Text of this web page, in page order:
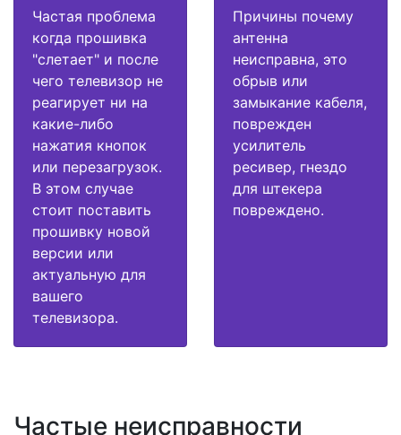
Частая проблема
когда прошивка
"слетает" и после
чего телевизор не
реагирует ни на
какие-либо
нажатия кнопок
или перезагрузок.
В этом случае
стоит поставить
прошивку новой
версии или
актуальную для
вашего
телевизора.
Причины почему
антенна
неисправна, это
обрыв или
замыкание кабеля,
поврежден
усилитель
ресивер, гнездо
для штекера
повреждено.
Частые неисправности